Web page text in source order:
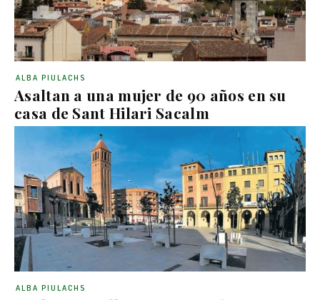
Asaltan a una mujer de 90 años en su
casa de Sant Hilari Sacalm
ALBA PIULACHS
ALBA PIULACHS